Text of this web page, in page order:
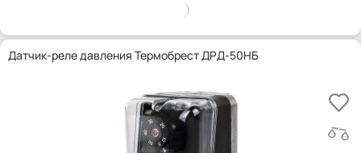
Датчик-реле давления Термобрест ДРД-50НБ